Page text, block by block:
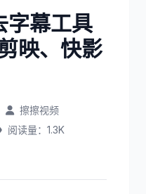
幕工具
映、快影
擦擦视频
阅读量：1.3K